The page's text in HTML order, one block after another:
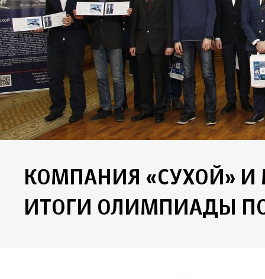
КОМПАНИЯ «СУХОЙ»
ИТОГИ ОЛИМПИАДЫ